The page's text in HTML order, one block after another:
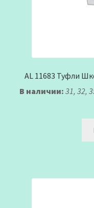
AL 11683 Туфли
В наличии: 31, 32,